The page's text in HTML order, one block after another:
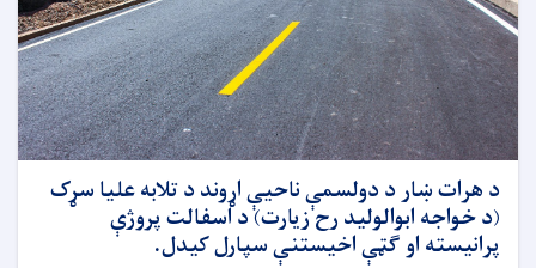
د هرات ښار د دولسمې ناحیې اړوند د تلابه علیا سړک
(د خواجه ابوالولید رح زیارت) د اسفالت پروژې
پرانیسته او ګټې اخیستنې سپارل کیدل.